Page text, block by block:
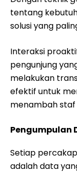
tentang
solusi yang
Interaksi
pengunjung
melakukan
efektif untuk
menambah staf
Pengumpulan
Setiap
adalah data